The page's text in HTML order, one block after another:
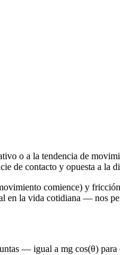
o a la tendencia de
de contacto y opuesta a
comience) y
en la vida cotidiana — nos
— igual a mg cos(θ) para